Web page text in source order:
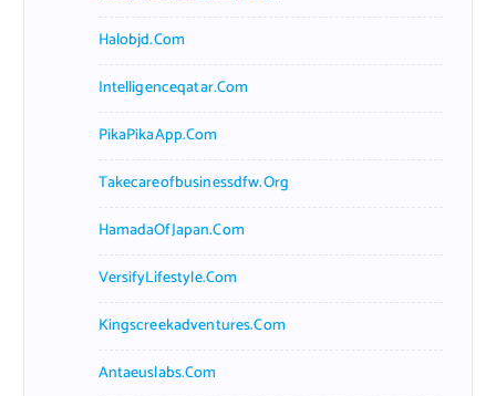
Halobjd.com
Intelligenceqatar.com
PikaPikaApp.com
Takecareofbusinessdfw.org
HamadaOfJapan.com
VersifyLifestyle.com
Kingscreekadventures.com
Antaeuslabs.com